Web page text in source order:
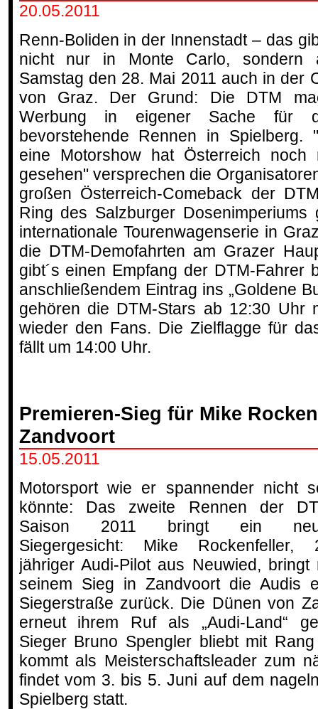
20.05.2011
Renn-Boliden in der Innenstadt – das
nicht nur in Monte Carlo, sondern
Samstag den 28. Mai 2011 auch in der
von Graz. Der Grund: Die DTM
Werbung in eigener Sache für
bevorstehende Rennen in Spielberg.
eine Motorshow hat Österreich noch
gesehen" versprechen die
großen Österreich-Comeback der
Ring des Salzburger Dosenimperiums
internationale Tourenwagenserie in
die DTM-Demofahrten am Grazer
gibt´s einen Empfang der DTM-Fahrer
anschließendem Eintrag ins „Goldene
gehören die DTM-Stars ab 12:30 Uhr
wieder den Fans. Die Zielflagge für
fällt um 14:00 Uhr.
Premieren-Sieg für Mike
Zandvoort
15.05.2011
Motorsport wie er spannender nicht
könnte: Das zweite Rennen der
Saison 2011 bringt ein
Siegergesicht: Mike Rockenfeller,
jähriger Audi-Pilot aus Neuwied, bringt
seinem Sieg in Zandvoort die Audis
Siegerstraße zurück. Die Dünen von
erneut ihrem Ruf als „Audi-Land“
Sieger Bruno Spengler bliebt mit
kommt als Meisterschaftsleader zum
findet vom 3. bis 5. Juni auf dem
Spielberg statt.